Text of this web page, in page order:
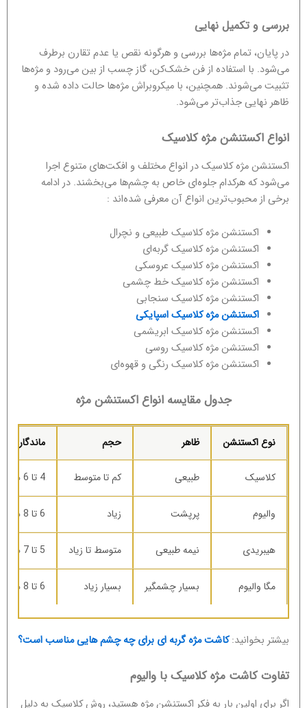
بررسی و تکمیل نهایی
در پایان، تمام مژه‌ها بررسی و هرگونه نقص یا عدم تقارن برطرف
می‌شود. با استفاده از فن خشک‌کن، گاز چسب از بین می‌رود و مژه‌ها
تثبیت می‌شوند. همچنین، با میکروبراش مژه‌ها حالت داده شده و
ظاهر نهایی جذاب‌تر می‌شود.
انواع اکستنشن مژه کلاسیک
اکستنشن مژه کلاسیک در انواع مختلف و افکت‌های متنوع اجرا
می‌شود که هرکدام جلوه‌ای خاص به چشم‌ها می‌بخشند. در ادامه
برخی از محبوب‌ترین انواع آن معرفی شده‌اند :
اکستنشن مژه کلاسیک طبیعی و نچرال
اکستنشن مژه کلاسیک گربه‌ای
اکستنشن مژه کلاسیک عروسکی
اکستنشن مژه کلاسیک خط چشمی
اکستنشن مژه کلاسیک سنجابی
اکستنشن مژه کلاسیک اسپایکی
اکستنشن مژه کلاسیک ابریشمی
اکستنشن مژه کلاسیک روسی
اکستنشن مژه کلاسیک رنگی و قهوه‌ای
جدول مقایسه انواع اکستنشن مژه
نوع اکستنشن ظاهر حجم ماندگاری
کلاسیک طبیعی کم تا متوسط 4 تا 6 هفته
والیوم پرپشت زیاد 6 تا 8 هفته
هیبریدی نیمه طبیعی متوسط تا زیاد 5 تا 7 هفته
مگا والیوم بسیار چشمگیر بسیار زیاد 6 تا 8 هفته
بیشتر بخوانید:کاشت مژه گربه ای برای چه چشم هایی مناسب است؟
تفاوت کاشت مژه کلاسیک با والیوم
اگر برای اولین بار به فکر اکستنشن مژه هستید، روش کلاسیک به دلیل